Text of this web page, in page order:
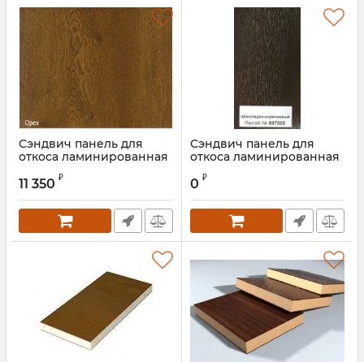
Сэндвич панель для
откоса ламинированная
11 350 ₽
Сэндвич панель для
откоса ламинированная
0 ₽